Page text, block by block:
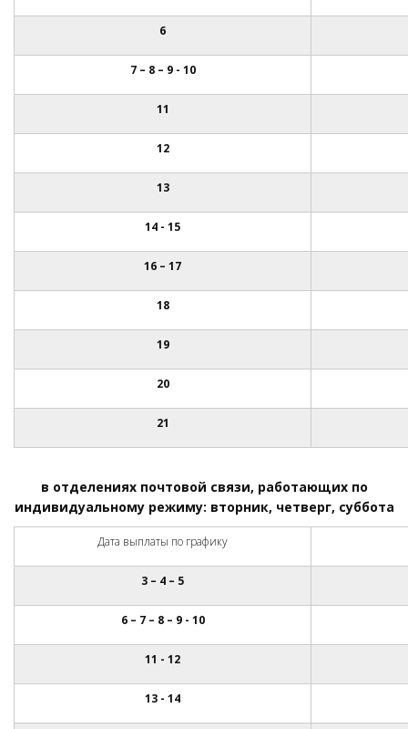
6
7 – 8 – 9 - 10
11
12
13
14 - 15
16 – 17
18
19
20
21
в отделениях почтовой связи, работающих по
индивидуальному режиму: вторник, четверг, суббота
Дата выплаты по графику
3 – 4 – 5
6 – 7 – 8 – 9 - 10
11 - 12
13 - 14